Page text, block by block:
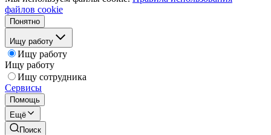
файлов cookie
Понятно
Ищу работу
Ищу работу
Ищу работу
Ищу сотрудника
Сервисы
Помощь
Ещё
Поиск